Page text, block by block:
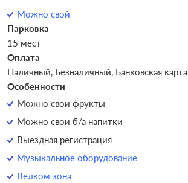
Можно свой
Парковка
15 мест
Оплата
Наличный, Безналичный, Банковская карта
Особенности
Можно свои фрукты
Можно свои б/а напитки
Выездная регистрация
Музыкальное оборудование
Велком зона